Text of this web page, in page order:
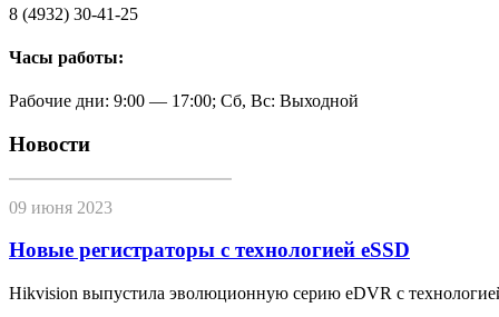
8 (4932) 30-41-25
Часы работы:
Рабочие дни: 9:00 — 17:00; Сб, Вс: Выходной
Новости
09 июня 2023
Новые регистраторы с технологией eSSD
Hikvision выпустила эволюционную серию eDVR с